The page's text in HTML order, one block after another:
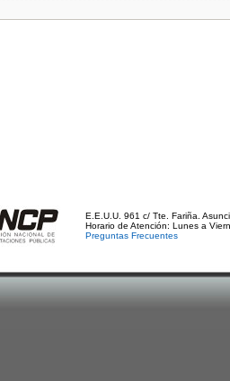
E.E.U.U. 961 c/ Tte. Fariña.
Horario de Atención: Lunes a
Preguntas Frecuentes